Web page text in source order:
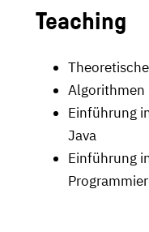
Teaching
Algorithmen
Einführung
Java
Einführung